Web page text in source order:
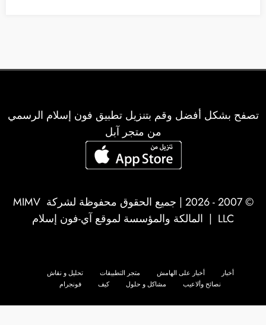
تصفح بشكل أفضل وقم بتنزيل تطبيق فون إسلام الرسمي
من متجر آبل
© 2007 - 2026 | جميع الحقوق محفوظة لشركة
MIMV
LLC | المالكة والمؤسسة لموقع آي-فون إسلام
أخبار أخبار على الهامش متجر التطبيقات
تحليل و نقاش
نصائح وألاعيب
مشاكل و حلول كيف فونجرام